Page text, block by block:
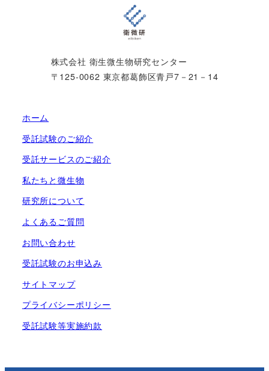
株式会社 衛生微生物研究センター
〒125-0062 東京都葛飾区青戸7－21－14
ホーム
受託試験のご紹介
受託サービスのご紹介
私たちと微生物
研究所について
よくあるご質問
お問い合わせ
受託試験のお申込み
サイトマップ
プライバシーポリシー
受託試験等実施約款